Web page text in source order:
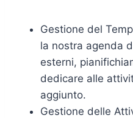
Gestione del
la nostra agenda
esterni,
dedicare alle
aggiunto.
Gestione delle